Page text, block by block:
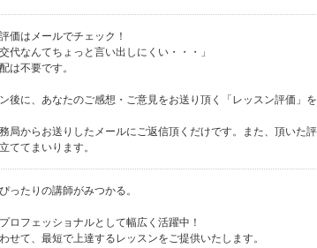
価はメールでチェック！
代なんてちょっと言い出しにくい・・・」
は不要です。
後に、あなたのご感想・ご意見をお送り頂く「レッスン評価」
局からお送りしたメールにご返信頂くだけです。また、頂いた
ててまいります。
ったりの講師がみつかる。
ロフェッショナルとして幅広く活躍中！
せて、最短で上達するレッスンをご提供いたします。